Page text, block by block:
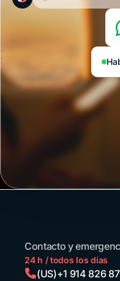
Contacto y
24 h / todos los días
(US)+1 914 826